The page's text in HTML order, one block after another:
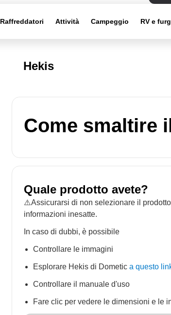
Raffreddatori Attività Campeggio RV e
Hekis
Come smaltire
Quale prodotto avete?
⚠️Assicurarsi di non selezionare il
informazioni inesatte.
In caso di dubbi, è possibile
Controllare le immagini
Esplorare Hekis di Dometica questo
Controllare il manuale d'uso
Fare clic per vedere le dimensioni e le